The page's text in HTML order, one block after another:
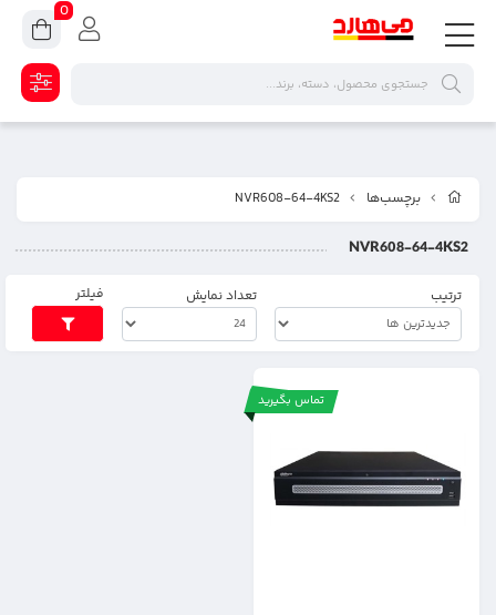
برچسب‌ها NVR608-64-4KS2
NVR608-64-4KS2
ترتیب تعداد نمایش فیلتر
تماس بگیرید
0